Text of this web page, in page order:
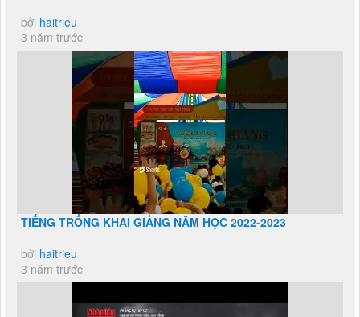
bởi haitrieu
3 năm trước
TIẾNG TRỐNG KHAI GIẢNG NĂM HỌC 2022-2023
bởi haitrieu
3 năm trước